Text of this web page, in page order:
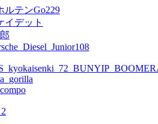
ルテンGo229
イデット